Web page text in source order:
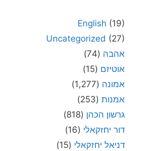
English (19)
Uncategorized (27)
אהבה (74)
אוטיזם (15)
אמונה (1,277)
אמנות (253)
גרשון הכהן (818)
דור יחזקאלי (16)
דניאל יחזקאלי (15)